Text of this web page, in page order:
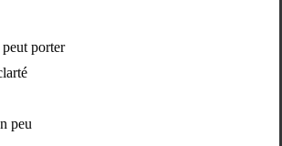
porter
peu